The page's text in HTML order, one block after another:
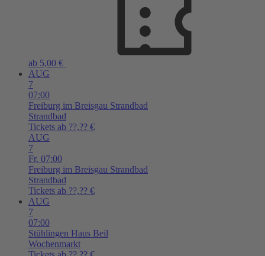
ab 5,00 €
AUG
7
07:00
Freiburg im Breisgau Strandbad
Strandbad
Tickets ab ??,?? €
AUG
7
Fr, 07:00
Freiburg im Breisgau Strandbad
Strandbad
Tickets ab ??,?? €
AUG
7
07:00
Stühlingen Haus Beil
Wochenmarkt